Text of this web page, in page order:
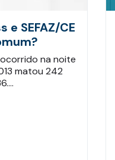
e SEFAZ/CE
na noite
matou 242